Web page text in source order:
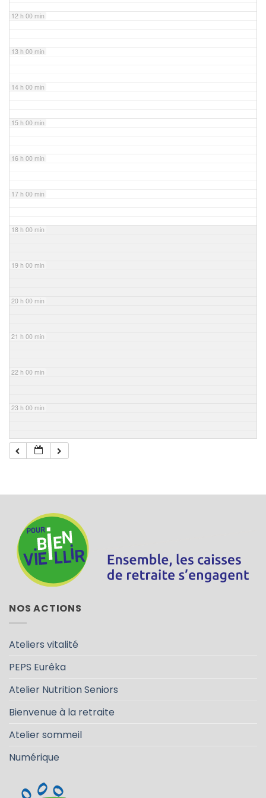
12 h 00 min
13 h 00 min
14 h 00 min
15 h 00 min
16 h 00 min
17 h 00 min
18 h 00 min
19 h 00 min
20 h 00 min
21 h 00 min
22 h 00 min
23 h 00 min
NOS ACTIONS
Ateliers vitalité
PEPS Eurêka
Atelier Nutrition Seniors
Bienvenue à la retraite
Atelier sommeil
Numérique